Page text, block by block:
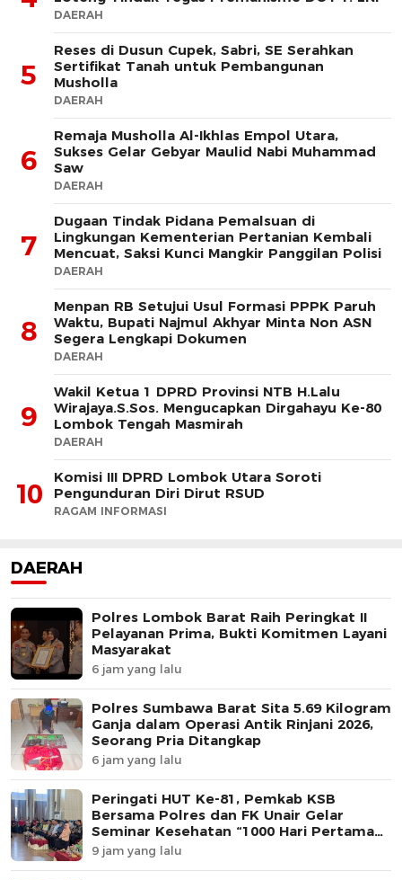
DAERAH
5
Reses di Dusun Cupek, Sabri, SE Serahkan
Sertifikat Tanah untuk Pembangunan
Musholla
DAERAH
6
Remaja Musholla Al-Ikhlas Empol Utara,
Sukses Gelar Gebyar Maulid Nabi Muhammad
Saw
DAERAH
7
Dugaan Tindak Pidana Pemalsuan di
Lingkungan Kementerian Pertanian Kembali
Mencuat, Saksi Kunci Mangkir Panggilan Polisi
DAERAH
8
Menpan RB Setujui Usul Formasi PPPK Paruh
Waktu, Bupati Najmul Akhyar Minta Non ASN
Segera Lengkapi Dokumen
DAERAH
9
Wakil Ketua 1 DPRD Provinsi NTB H.Lalu
Wirajaya.S.Sos. Mengucapkan Dirgahayu Ke-80
Lombok Tengah Masmirah
DAERAH
10
Komisi III DPRD Lombok Utara Soroti
Pengunduran Diri Dirut RSUD
RAGAM INFORMASI
DAERAH
Polres Lombok Barat Raih Peringkat II
Pelayanan Prima, Bukti Komitmen Layani
Masyarakat
6 jam yang lalu
Polres Sumbawa Barat Sita 5.69 Kilogram
Ganja dalam Operasi Antik Rinjani 2026,
Seorang Pria Ditangkap
6 jam yang lalu
Peringati HUT Ke-81, Pemkab KSB
Bersama Polres dan FK Unair Gelar
Seminar Kesehatan “1000 Hari Pertama
Kehidupan”
9 jam yang lalu